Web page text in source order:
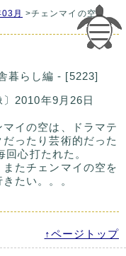
月 >チェンマイの空
暮らし編 - [5223]
〕2010年9月26日
マイの空は、ドラマテ
だったり芸術的だった
回心打たれた。
またチェンマイの空を
きたい。。。
↑ページトップ